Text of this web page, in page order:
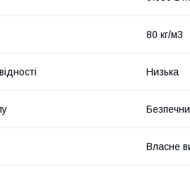
80 кг/м3
Низька
Власне